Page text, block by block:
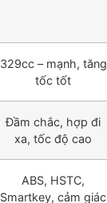
329cc – mạnh, tăng
tốc tốt
Đầm chắc, hợp đi
xa, tốc độ cao
ABS, HSTC,
Smartkey, cảm giác